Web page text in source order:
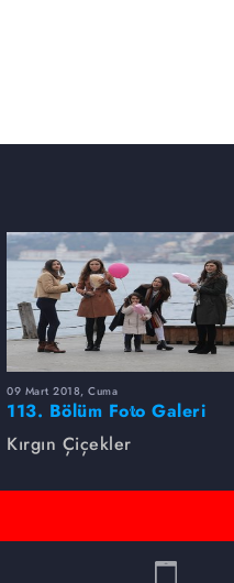
09 Mart 2018, Cuma
113. Bölüm Foto Galeri
Kırgın Çiçekler